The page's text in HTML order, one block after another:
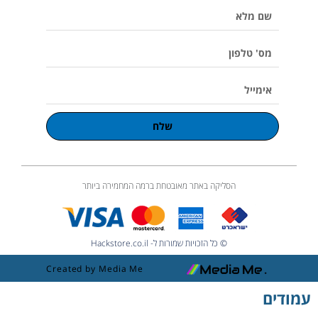
m
מלא
טלפון
שלח
הסליקה באתר מאובטחת ברמה המחמירה ביותר
© כל הזכויות שמורות ל- Hackstore.co.il
Created by Media Me
עמודים